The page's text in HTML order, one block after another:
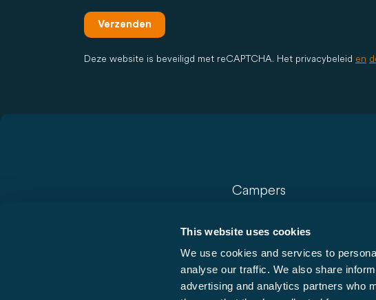
This website uses cookies
We use cookies and services to
analyse our traffic. We also share
advertising and analytics partners who
Verzenden
Deze website is beveiligd met reCAPTCHA. Het privacybeleid en
Campers
Integralen